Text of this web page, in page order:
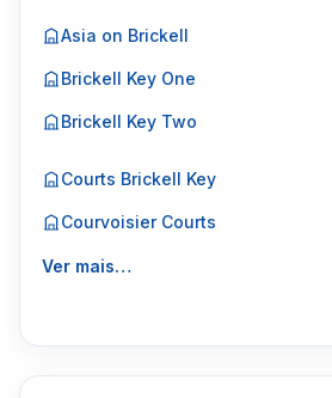
Asia on Brickell
Brickell Key One
Brickell Key Two
Courts Brickell Key
Courvoisier Courts
Ver mais…